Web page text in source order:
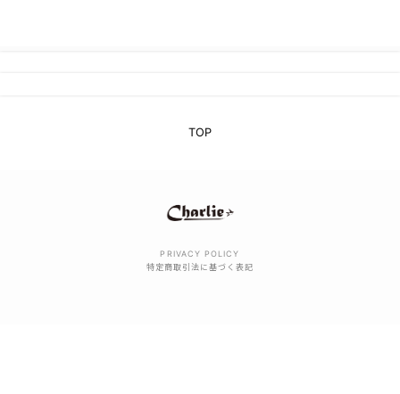
TOP
PRIVACY POLICY
特定商取引法に基づく表記